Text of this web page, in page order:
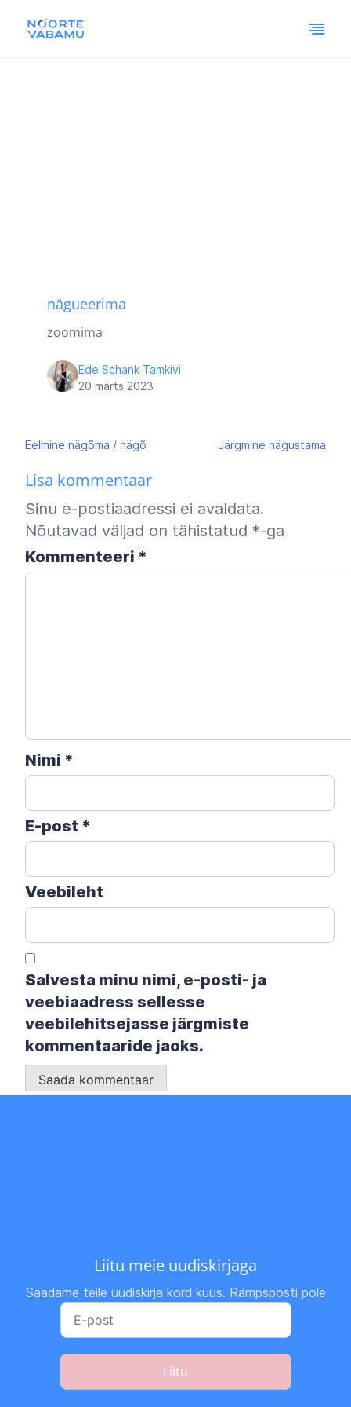
nägueerima
zoomima
Ede Schank Tamkivi
20 märts 2023
Navigeerimine
Eelmine nägõma / nägõ Järgmine nägustama
Lisa kommentaar
Sinu e-postiaadressi ei avaldata.
Nõutavad väljad on tähistatud *-ga
Kommenteeri *
Nimi *
E-post *
Veebileht
Salvesta minu nimi, e-posti- ja
veebiaadress sellesse
veebilehitsejasse järgmiste
kommentaaride jaoks.
Liitu meie uudiskirjaga
Saadame teile uudiskirja kord kuus. Rämpsposti pole
Liitu